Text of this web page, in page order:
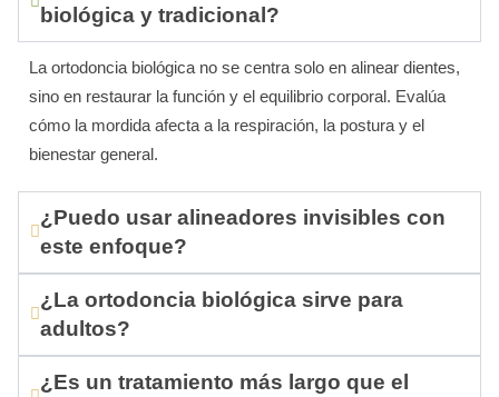
biológica y tradicional?
La ortodoncia biológica no se centra solo en alinear dientes,
sino en restaurar la función y el equilibrio corporal. Evalúa
cómo la mordida afecta a la respiración, la postura y el
bienestar general.
¿Puedo usar alineadores invisibles con
este enfoque?
¿La ortodoncia biológica sirve para
adultos?
¿Es un tratamiento más largo que el